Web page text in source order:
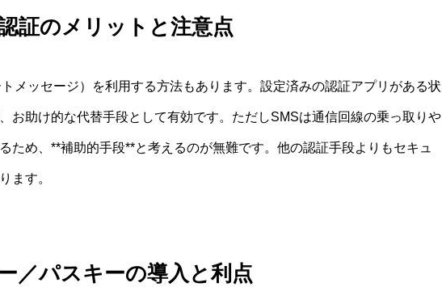
証のメリットと注意点
メッセージ）を利用する方法もあります。設定済みの認証アプリがある状
お助け的な代替手段として有効です。ただしSMSは通信回線の乗っ取りや
ため、**補助的手段**と考えるのが無難です。他の認証手段よりもセキュ
ます。
／パスキーの導入と利点